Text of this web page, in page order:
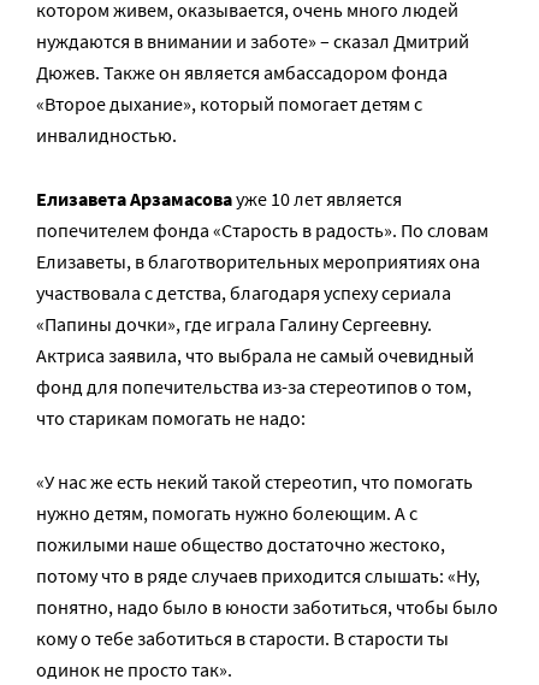
котором живем, оказывается, очень много людей
нуждаются в внимании и заботе» – сказал Дмитрий
Дюжев. Также он является амбассадором фонда
«Второе дыхание», который помогает детям с
инвалидностью.
Елизавета Арзамасовауже 10 лет является
попечителем фонда «Старость в радость». По словам
Елизаветы, в благотворительных мероприятиях она
участвовала с детства, благодаря успеху сериала
«Папины дочки», где играла Галину Сергеевну.
Актриса заявила, что выбрала не самый очевидный
фонд для попечительства из-за стереотипов о том,
что старикам помогать не надо:
«У нас же есть некий такой стереотип, что помогать
нужно детям, помогать нужно болеющим. А с
пожилыми наше общество достаточно жестоко,
потому что в ряде случаев приходится слышать: «Ну,
понятно, надо было в юности заботиться, чтобы было
кому о тебе заботиться в старости. В старости ты
одинок не просто так».